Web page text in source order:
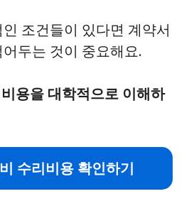
조건들이 있다면 계약서
두는 것이 중요해요.
용을 대학적으로 이해하
수리비용 확인하기